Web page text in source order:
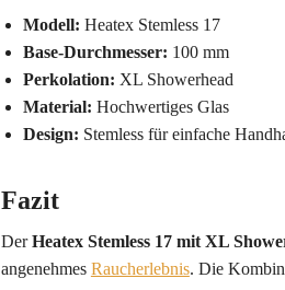
Modell: Heatex Stemless 17
Base-Durchmesser: 100 mm
Perkolation: XL Showerhead
Material: Hochwertiges Glas
Design: Stemless für einfache
Fazit
DerHeatex Stemless 17 mit XL
angenehmes Raucherlebnis. Die